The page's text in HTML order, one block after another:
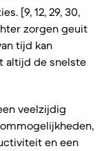
[9, 12, 29, 30,
zorgen geuit
tijd kan
altijd de snelste
veelzijdig
en een